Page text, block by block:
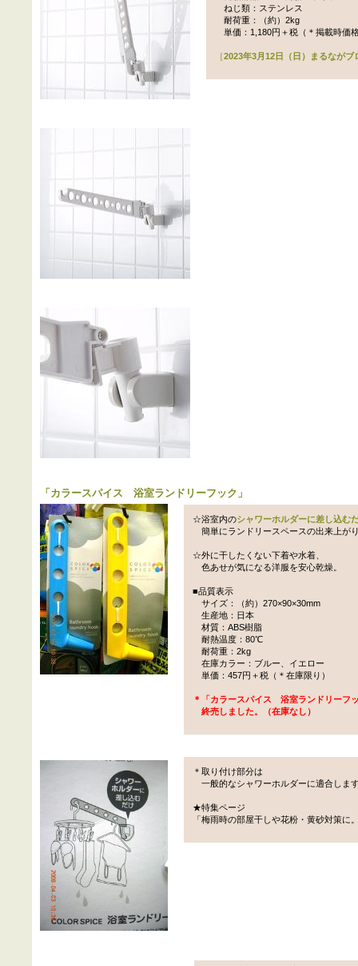
ねじ類：ステンレス
耐荷重：（約）2kg
単価：1,180円＋税（＊掲載時価
［2023年3月12日（日）まるながブ
「 カラースパイス 浴室ランドリーフック 」
☆浴室内のシャワーホルダーに差し込む
簡単にランドリースペースの出来上が
☆外に干したくない下着や水着、
色あせが気になる洋服を安心乾燥。
■品質表示
サイズ：（約）270×90×30mm
生産地：日本
材質：ABS樹脂
耐熱温度：80℃
耐荷重：2kg
在庫カラー：ブルー、イエロー
単価：457円＋税（＊在庫限り）
＊「カラースパイス 浴室ランドリーフ
終売しました。（在庫なし）
＊取り付け部分は
一般的なシャワーホルダーに適合しま
★特集ページ
「梅雨時の部屋干しや花粉・黄砂対策に